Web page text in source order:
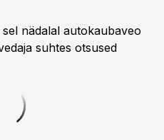
nädalal autokaubaveo
suhtes otsused